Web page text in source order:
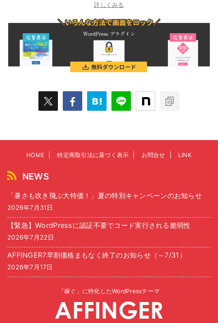
詳しくみる
HOME 特定商取引法に基づく表示 お問合せ LINK
NEWS
「暑さも吹き飛ぶ大特価！」夏の特別キャンペーンのお知らせ
2026年7月31日
【緊急】WordPressに認証不要でコード実行される脆弱性
2026年7月22日
AFFINGER7早割価格まもなく終了のお知らせ（～7/31）
2026年7月17日
「稼ぐ」に特化したWordPressテーマ